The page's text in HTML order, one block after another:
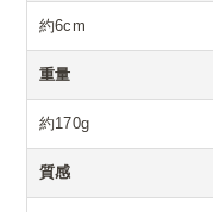
約6cm
重量
約170g
質感